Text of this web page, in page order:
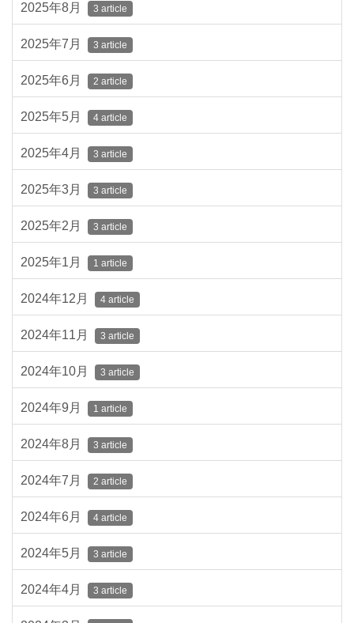
2025年8月 3 article
2025年7月 3 article
2025年6月 2 article
2025年5月 4 article
2025年4月 3 article
2025年3月 3 article
2025年2月 3 article
2025年1月 1 article
2024年12月 4 article
2024年11月 3 article
2024年10月 3 article
2024年9月 1 article
2024年8月 3 article
2024年7月 2 article
2024年6月 4 article
2024年5月 3 article
2024年4月 3 article